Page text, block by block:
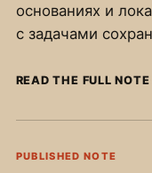
основаниях и
с задачами
READ THE FULL NOTE
PUBLISHED NOTE